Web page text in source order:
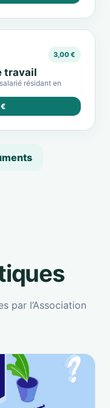
3,00 €
travail
résidant en
par l’Association